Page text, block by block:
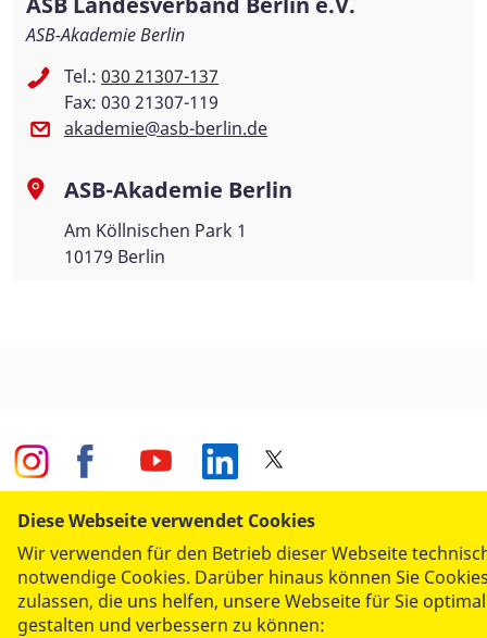
ASB-Akademie Berlin
Tel.: 030 21307-137
Fax: 030 21307-119
akademie@asb-berlin.de
ASB-Akademie Berlin
Am Köllnischen Park 1
10179 Berlin
© 2026 ASB Berlin
Impressum
Datenschutz
Sitemap
Diese Webseite verwendet Cookies
Wir verwenden für den Betrieb dieser Webseite
notwendige Cookies. Darüber hinaus können Sie
zulassen, die uns helfen, unsere Webseite für Sie optimal
gestalten und verbessern zu können: